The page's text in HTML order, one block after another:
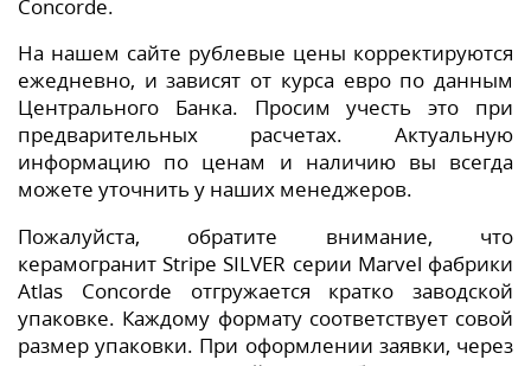
Concorde.
На нашем сайте рублевые цены корректируются
ежедневно, и зависят от курса евро по данным
Центрального Банка. Просим учесть это при
предварительных расчетах. Актуальную
информацию по ценам и наличию вы всегда
можете уточнить у наших менеджеров.
Пожалуйста, обратите внимание, что
керамогранит Stripe SILVER серии Marvel фабрики
Atlas Concorde отгружается кратко заводской
упаковке. Каждому формату соответствует совой
размер упаковки. При оформлении заявки, через